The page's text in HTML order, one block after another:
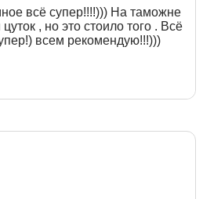
всё супер!!!!))) На таможне
, но это стоило того . Всё
всем рекомендую!!!)))